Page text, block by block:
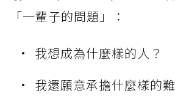
「一輩子的問題」：
我想成為什麼樣的人？
我還願意承擔什麼樣的